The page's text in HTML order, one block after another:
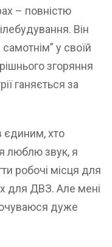
– повністю
Він
у своїй
згоряння
ганяється за
єдиним, хто
люблю звук, я
робочі місця для
для ДВЗ. Але мені
дуже